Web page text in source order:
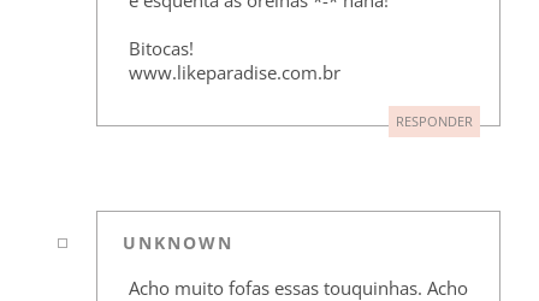
Bitocas!
www.likeparadise.com.br
RESPONDER
UNKNOWN
Acho muito fofas essas touquinhas. Acho